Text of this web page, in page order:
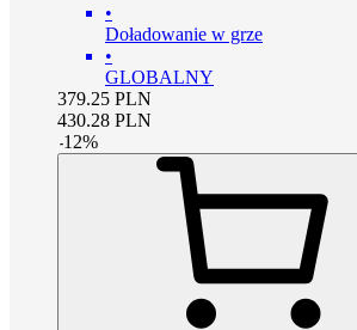
•
Doładowanie w grze
•
GLOBALNY
379.25 PLN
430.28 PLN
-12%